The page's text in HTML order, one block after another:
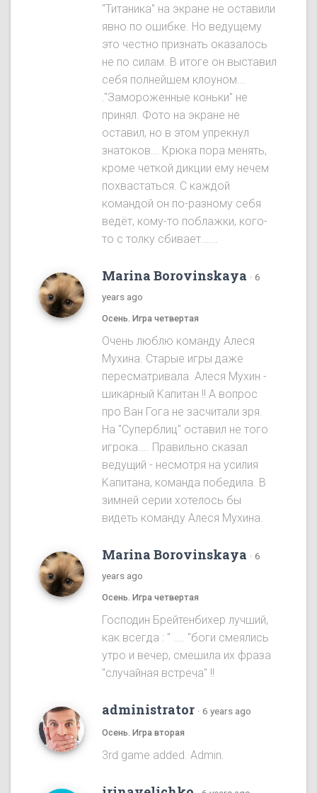
"Титаника" на экране не оставили
явно по ошибке. Но ведущему
это честно признать оказалось
не по силам. В итоге он выставил
себя полнейшем клоуном...
."Замороженные коньки" не
принял. Фото на экране не
оставил, но в этом упрекнул
знатоков... Крюка пора менять,
кроме четкой дикции ему нечем
похвастаться. С каждой
командой он по-разному себя
ведёт, кому-то поблажки, кого-
то с толку сбивает......
Marina Borovinskaya · 6
years ago
Осень. Игра четвертая
Oчень люблю команду Алеся
Мухина. Старые игры даже
пересматривала. Алеся Мухин -
шикарный Kапитан !! A вопрос
про Ван Гога не засчитали зря.
На "Cуперблиц" оставил не того
игрока.... Правильно сказал
ведущий - несмотря на усилия
Kапитана, команда победила. B
зимней серии хотелось бы
видеть команду Алеся Мухинa.
Marina Borovinskaya · 6
years ago
Осень. Игра четвертая
Господин Брейтенбихер лучший,
как всегда : " .... "боги смеялись
утро и вечер, смешила их фраза
"случайная встреча" !!
administrator · 6 years ago
Осень. Игра вторая
3rd game added. Admin.